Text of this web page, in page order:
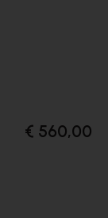
€ 560,00